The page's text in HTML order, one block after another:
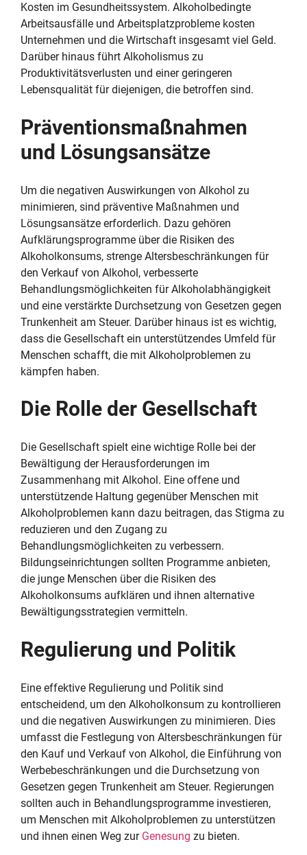
Kosten im Gesundheitssystem. Alkoholbedingte
Arbeitsausfälle und Arbeitsplatzprobleme kosten
Unternehmen und die Wirtschaft insgesamt viel Geld.
Darüber hinaus führt Alkoholismus zu
Produktivitätsverlusten und einer geringeren
Lebensqualität für diejenigen, die betroffen sind.
Präventionsmaßnahmen
und Lösungsansätze
Um die negativen Auswirkungen von Alkohol zu
minimieren, sind präventive Maßnahmen und
Lösungsansätze erforderlich. Dazu gehören
Aufklärungsprogramme über die Risiken des
Alkoholkonsums, strenge Altersbeschränkungen für
den Verkauf von Alkohol, verbesserte
Behandlungsmöglichkeiten für Alkoholabhängigkeit
und eine verstärkte Durchsetzung von Gesetzen gegen
Trunkenheit am Steuer. Darüber hinaus ist es wichtig,
dass die Gesellschaft ein unterstützendes Umfeld für
Menschen schafft, die mit Alkoholproblemen zu
kämpfen haben.
Die Rolle der Gesellschaft
Die Gesellschaft spielt eine wichtige Rolle bei der
Bewältigung der Herausforderungen im
Zusammenhang mit Alkohol. Eine offene und
unterstützende Haltung gegenüber Menschen mit
Alkoholproblemen kann dazu beitragen, das Stigma zu
reduzieren und den Zugang zu
Behandlungsmöglichkeiten zu verbessern.
Bildungseinrichtungen sollten Programme anbieten,
die junge Menschen über die Risiken des
Alkoholkonsums aufklären und ihnen alternative
Bewältigungsstrategien vermitteln.
Regulierung und Politik
Eine effektive Regulierung und Politik sind
entscheidend, um den Alkoholkonsum zu kontrollieren
und die negativen Auswirkungen zu minimieren. Dies
umfasst die Festlegung von Altersbeschränkungen für
den Kauf und Verkauf von Alkohol, die Einführung von
Werbebeschränkungen und die Durchsetzung von
Gesetzen gegen Trunkenheit am Steuer. Regierungen
sollten auch in Behandlungsprogramme investieren,
um Menschen mit Alkoholproblemen zu unterstützen
und ihnen einen Weg zur Genesung zu bieten.